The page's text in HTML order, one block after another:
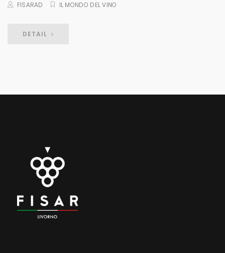
FISARAD IL MONDO DEL VINO
DETAIL